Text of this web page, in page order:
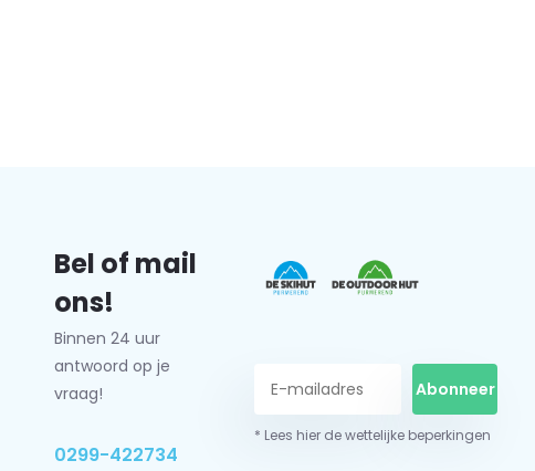
Bel of mail
ons!
Binnen 24 uur
antwoord op je
vraag!
0299-422734
Abonneer
* Lees hier de wettelijke beperkingen